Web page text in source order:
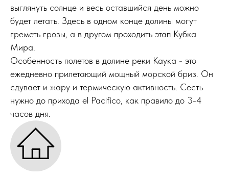
выглянуть солнце и весь оставшийся день можно
будет летать. Здесь в одном конце долины могут
греметь грозы, а в другом проходить этап Кубка
Мира.
Особенность полетов в долине реки Каука - это
ежедневно прилетающий мощный морской бриз. Он
сдувает и жару и термическую активность. Сесть
нужно до прихода el Pacifico, как правило до 3-4
часов дня.